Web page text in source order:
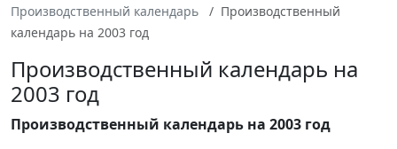
Производственный календарь
Производственный
календарь на 2003 год
Производственный календарь на
2003 год
Производственный календарь на 2003 год